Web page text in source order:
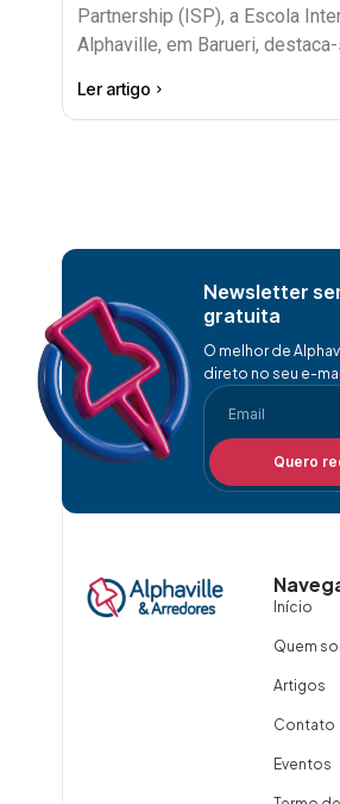
Partnership (ISP), a Escola
Alphaville, em Barueri,
Ler artigo
Newsletter
gratuita
O melhor de
direto no seu e-
Quero
Início
Quem
Artigos
Contato
Eventos